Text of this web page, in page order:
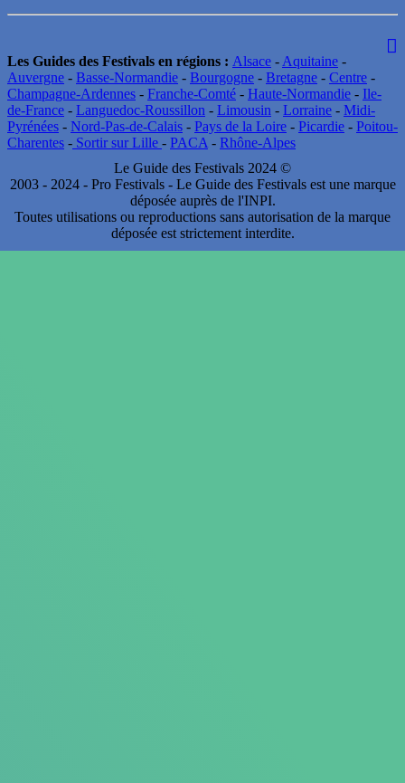
Les Guides des Festivals en régions : Alsace - Aquitaine -
Auvergne - Basse-Normandie - Bourgogne - Bretagne - Centre -
Champagne-Ardennes - Franche-Comté - Haute-Normandie - Ile-
de-France - Languedoc-Roussillon - Limousin - Lorraine - Midi-
Pyrénées - Nord-Pas-de-Calais - Pays de la Loire - Picardie - Poitou-
Charentes - Sortir sur Lille - PACA - Rhône-Alpes
Le Guide des Festivals 2024 ©
2003 - 2024 - Pro Festivals - Le Guide des Festivals est une marque
déposée auprès de l'INPI.
Toutes utilisations ou reproductions sans autorisation de la marque
déposée est strictement interdite.